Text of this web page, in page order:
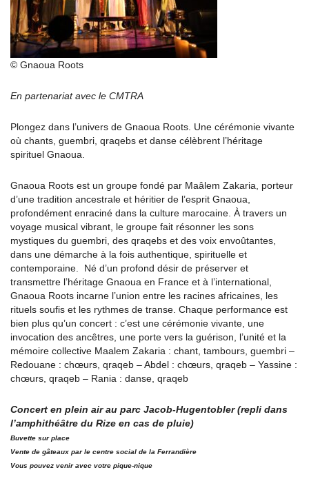
© Gnaoua Roots
En partenariat avec le CMTRA
Plongez dans l’univers de Gnaoua Roots. Une cérémonie vivante
où chants, guembri, qraqebs et danse célèbrent l’héritage
spirituel Gnaoua.
Gnaoua Roots est un groupe fondé par Maâlem Zakaria, porteur
d’une tradition ancestrale et héritier de l’esprit Gnaoua,
profondément enraciné dans la culture marocaine. À travers un
voyage musical vibrant, le groupe fait résonner les sons
mystiques du guembri, des qraqebs et des voix envoûtantes,
dans une démarche à la fois authentique, spirituelle et
contemporaine. Né d’un profond désir de préserver et
transmettre l’héritage Gnaoua en France et à l’international,
Gnaoua Roots incarne l’union entre les racines africaines, les
rituels soufis et les rythmes de transe. Chaque performance est
bien plus qu’un concert : c’est une cérémonie vivante, une
invocation des ancêtres, une porte vers la guérison, l’unité et la
mémoire collective Maalem Zakaria : chant, tambours, guembri –
Redouane : chœurs, qraqeb – Abdel : chœurs, qraqeb – Yassine :
chœurs, qraqeb – Rania : danse, qraqeb
Concert en plein air au parc Jacob-Hugentobler (repli dans
l’amphithéâtre du Rize en cas de pluie)
Buvette sur place
Vente de gâteaux par le centre social de la Ferrandière
Vous pouvez venir avec votre pique-nique